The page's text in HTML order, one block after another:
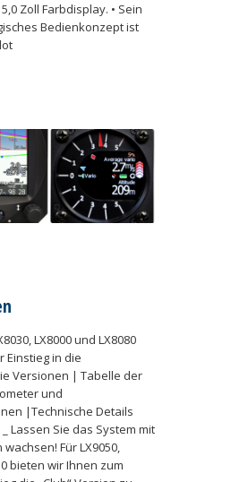
Zoll Farbdisplay. • Sein
Bedienkonzept ist
LX8000 und LX8080
Einstieg in die
Versionen | Tabelle der
und
|Technische Details
_ Lassen Sie das System mit
Für LX9050,
bieten wir Ihnen zum